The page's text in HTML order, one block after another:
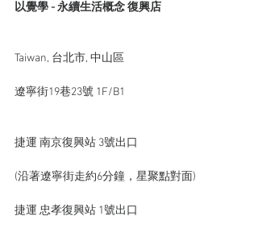
以覺學 - 永續生活概念 復興店
Taiwan, 台北市, 中山區
遼寧街19巷23號 1F/B1
捷運 南京復興站 3號出口
(沿著遼寧街走約6分鐘，星聚點對面)
捷運 忠孝復興站 1號出口